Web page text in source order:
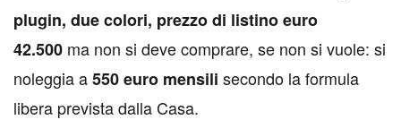
plugin, due colori, prezzo di listino euro
42.500 ma non si deve comprare, se non si vuole: si
noleggia a550 euro mensili secondo la formula
libera prevista dalla Casa.